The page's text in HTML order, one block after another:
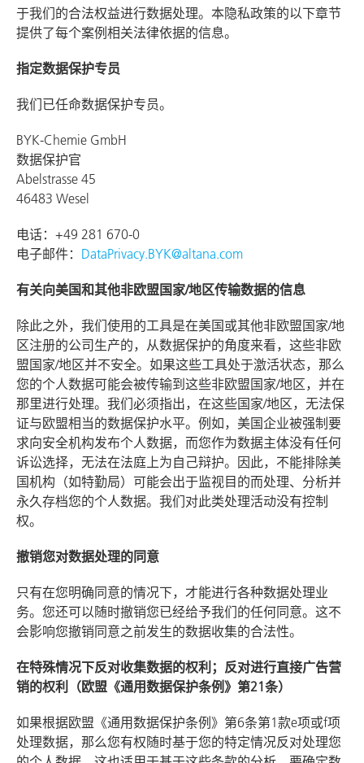
于我们的合法权益进行数据处理。本隐私政策的以下章节
提供了每个案例相关法律依据的信息。
指定数据保护专员
我们已任命数据保护专员。
BYK-Chemie GmbH
数据保护官
Abelstrasse 45
46483 Wesel
电话：+49 281 670-0
电子邮件： DataPrivacy.BYK@altana.com
有关向美国和其他非欧盟国家/地区传输数据的信息
除此之外，我们使用的工具是在美国或其他非欧盟国家/地
区注册的公司生产的，从数据保护的角度来看，这些非欧
盟国家/地区并不安全。如果这些工具处于激活状态，那么
您的个人数据可能会被传输到这些非欧盟国家/地区，并在
那里进行处理。我们必须指出，在这些国家/地区，无法保
证与欧盟相当的数据保护水平。例如，美国企业被强制要
求向安全机构发布个人数据，而您作为数据主体没有任何
诉讼选择，无法在法庭上为自己辩护。因此，不能排除美
国机构（如特勤局）可能会出于监视目的而处理、分析并
永久存档您的个人数据。我们对此类处理活动没有控制
权。
撤销您对数据处理的同意
只有在您明确同意的情况下，才能进行各种数据处理业
务。您还可以随时撤销您已经给予我们的任何同意。这不
会影响您撤销同意之前发生的数据收集的合法性。
在特殊情况下反对收集数据的权利；反对进行直接广告营
销的权利（欧盟《通用数据保护条例》第21条）
如果根据欧盟《通用数据保护条例》第6条第1款e项或f项
处理数据，那么您有权随时基于您的特定情况反对处理您